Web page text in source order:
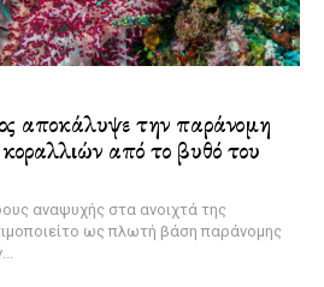
αποκάλυψε την παράνομη
από το βυθό του
αναψυχής στα ανοιχτά της
ως πλωτή βάση παράνομης